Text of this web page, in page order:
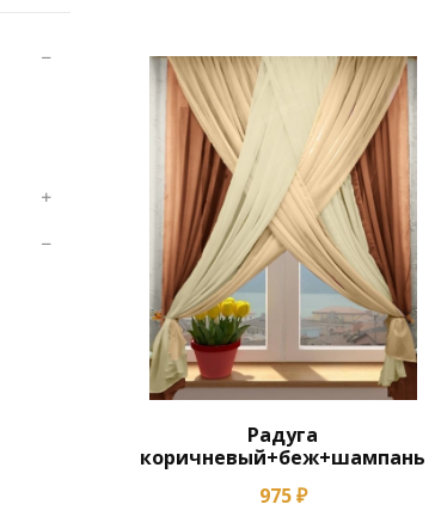
Радуга
коричневый+беж+шампань
975 ₽